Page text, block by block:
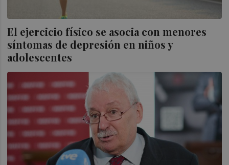
El ejercicio físico se asocia con menores
síntomas de depresión en niños y
adolescentes